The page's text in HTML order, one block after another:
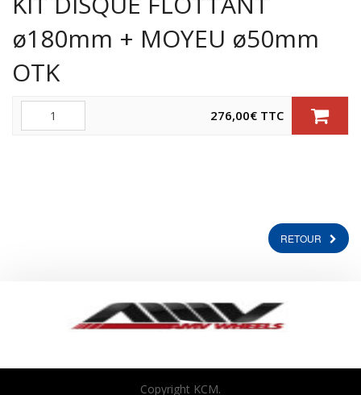
ø180mm + MOYEU ø50mm
OTK
Quantité 276,00€ TTC
RETOUR
Copyright KCM.